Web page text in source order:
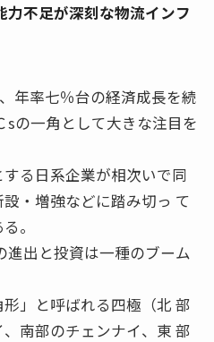
不足が深刻な物流インフ
年率七％台の経済成長を続
sの一角として大きな注目を
る日系企業が相次いで同
・増強などに踏み切っ て
。
進出と投資は一種のブーム
」と呼ばれる四極（北 部
南部のチェンナイ、東 部